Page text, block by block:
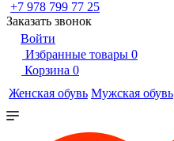
+7 978 799 77 25
Заказать звонок
Войти
Избранные товары 0
Корзина 0
Женская обувь Мужская обувь